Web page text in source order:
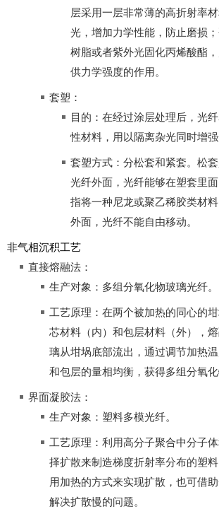
层采用一层非常薄的高折射率
光，增加力学性能，防止磨损
树脂或者紫外光固化丙烯酸酯
供力学强度的作用。
套塑：
目的：在经过涂层处理后，光
性材料，用以隔离杂光同时增强
套塑方式：分松套和紧套。松
光纤外面，光纤能够在塑套里
指将一种尼龙或聚乙稀胶类材
外面，光纤不能自由移动。
非气相沉积工艺
直接熔融法：
生产对象：多组分氧化物玻璃光纤。
工艺原理：在两个被加热的同心的
芯材料（内）和包层材料（外），
璃从坩埚底部流出，通过调节加热
和包层的量相均衡，获得多组分氧化
界面凝胶法：
生产对象：塑料多模光纤。
工艺原理：利用高分子聚合中分子
择扩散来制造梯度折射率分布的塑
用加热的方式来实现扩散，也可借
解决扩散慢的问题。